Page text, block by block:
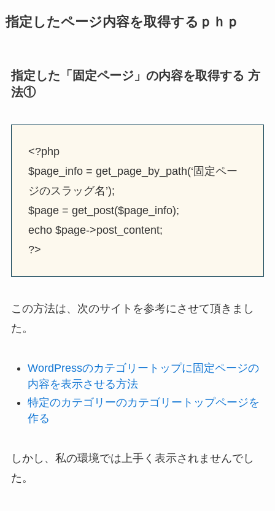
指定したページ内容を取得するｐｈｐ
指定した「固定ページ」の内容を取得する 方
法①
<?php
$page_info = get_page_by_path(‘固定ペー
ジのスラッグ名’);
$page = get_post($page_info);
echo $page->post_content;
?>
この方法は、次のサイトを参考にさせて頂きまし
た。
WordPressのカテゴリートップに固定ページの
内容を表示させる方法
特定のカテゴリーのカテゴリートップページを
作る
しかし、私の環境では上手く表示されませんでし
た。